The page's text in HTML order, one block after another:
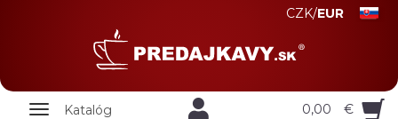
CZK/EUR
Zobrazit
Katalóg 0,00 €